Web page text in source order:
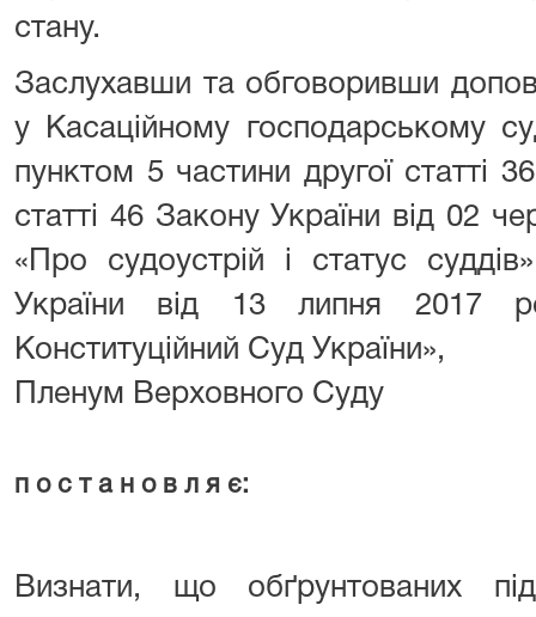
стану.
Заслухавши та обговоривши
у Касаційному господарському
пунктом 5 частини другої статті
статті 46 Закону України від 02
«Про судоустрій і статус
України від 13 липня
Конституційний Суд України»,
Пленум Верховного Суду
п о с т а н о в л я є:
Визнати, що обґрунтованих